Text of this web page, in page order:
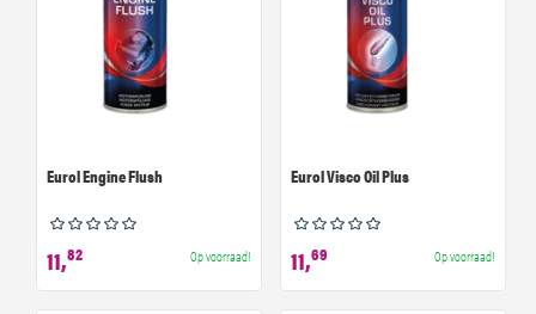
Eurol Engine Flush
11,82 Op voorraad!
Eurol Visco Oil Plus
11,69 Op voorraad!